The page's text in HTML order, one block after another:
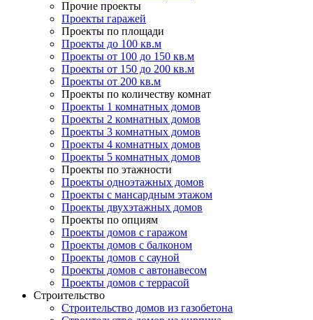
Прочие проекты
Проекты гаражей
Проекты по площади
Проекты до 100 кв.м
Проекты от 100 до 150 кв.м
Проекты от 150 до 200 кв.м
Проекты от 200 кв.м
Проекты по количеству комнат
Проекты 1 комнатных домов
Проекты 2 комнатных домов
Проекты 3 комнатных домов
Проекты 4 комнатных домов
Проекты 5 комнатных домов
Проекты по этажности
Проекты одноэтажных домов
Проекты с мансардным этажом
Проекты двухэтажных домов
Проекты по опциям
Проекты домов с гаражом
Проекты домов с балконом
Проекты домов с сауной
Проекты домов с автонавесом
Проекты домов с террасой
Строительство
Строительство домов из газобетона